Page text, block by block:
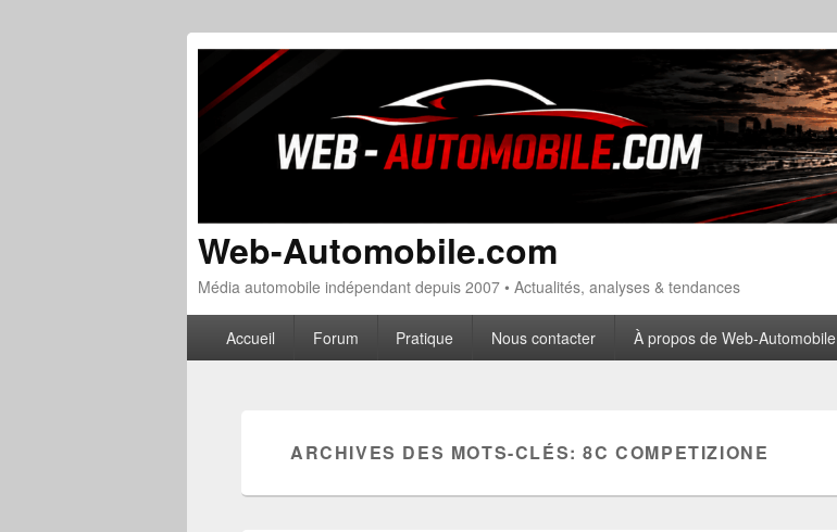
Web-Automobile.com
Média automobile indépendant depuis 2007 • Actualités, analyses & tendances
Menu principal
Aller au contenu principal
Aller au contenu secondaire
Accueil Forum Pratique Nous contacter À propos de Web-Automobile
ARCHIVES DES MOTS-CLÉS:8C COMPETIZIONE